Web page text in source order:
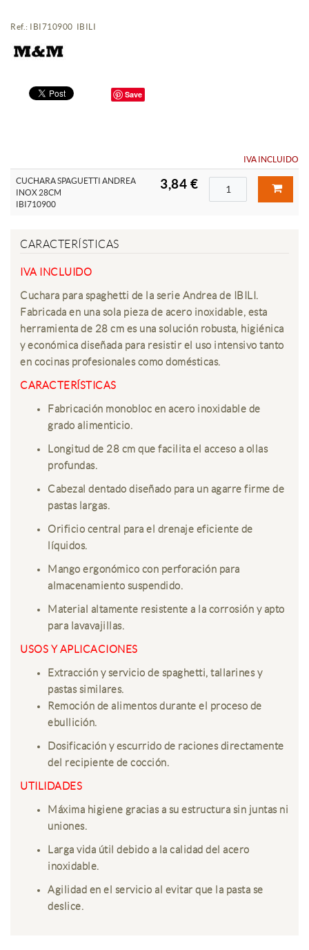
Ref.: IBI710900 IBILI
Save
IVA INCLUIDO
CUCHARA SPAGUETTI ANDREA
INOX 28CM
IBI710900
3,84 €
CARACTERÍSTICAS
IVA INCLUIDO
Cuchara para spaghetti de la serie Andrea de IBILI.
Fabricada en una sola pieza de acero inoxidable, esta
herramienta de 28 cm es una solución robusta, higiénica
y económica diseñada para resistir el uso intensivo tanto
en cocinas profesionales como domésticas.
CARACTERÍSTICAS
Fabricación monobloc en acero inoxidable de
grado alimenticio.
Longitud de 28 cm que facilita el acceso a ollas
profundas.
Cabezal dentado diseñado para un agarre firme de
pastas largas.
Orificio central para el drenaje eficiente de
líquidos.
Mango ergonómico con perforación para
almacenamiento suspendido.
Material altamente resistente a la corrosión y apto
para lavavajillas.
USOS Y APLICACIONES
Extracción y servicio de spaghetti, tallarines y
pastas similares.
Remoción de alimentos durante el proceso de
ebullición.
Dosificación y escurrido de raciones directamente
del recipiente de cocción.
UTILIDADES
Máxima higiene gracias a su estructura sin juntas ni
uniones.
Larga vida útil debido a la calidad del acero
inoxidable.
Agilidad en el servicio al evitar que la pasta se
deslice.